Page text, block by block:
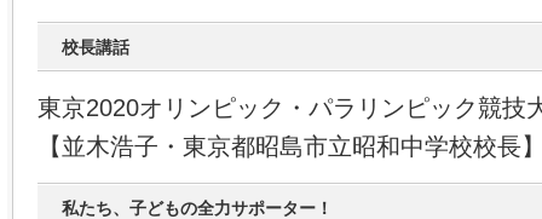
校長講話
東京2020オリンピック・パラリンピック競技
【並木浩子・東京都昭島市立昭和中学校校長
私たち、子どもの全力サポーター！